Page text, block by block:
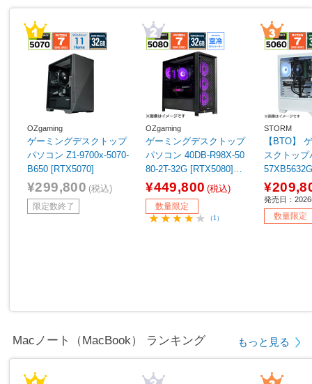
OZgaming
ゲーミングデスクトップ
パソコン Z1-9700x-5070-
B650 [RTX5070]
¥299,800 (税込)
限定数終了
OZgaming
ゲーミングデスクトップ
パソコン 40DB-R98X-50
80-2T-32G [RTX5080]
【sof001】
¥449,800 (税込)
数量限定
（1）
STORM
【BTO】
スクトッ
060 8GB]
発売日：
数量限定
Macノート（MacBook） ランキング もっと見る